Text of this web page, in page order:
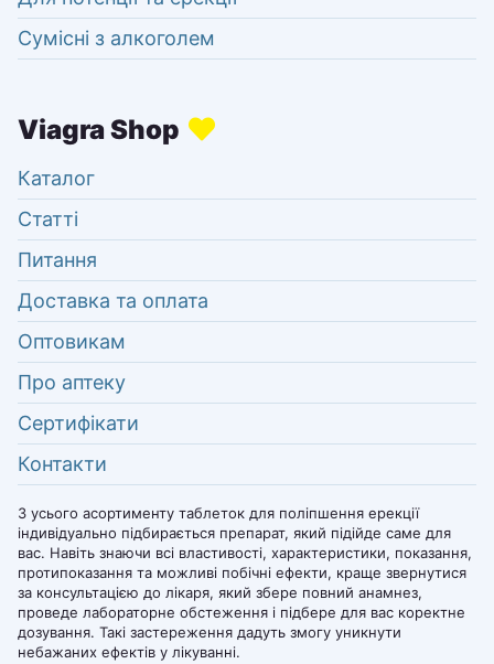
Сумісні з алкоголем
Каталог
Статті
Питання
Доставка та оплата
Оптовикам
Про аптеку
Сертифікати
Контакти
З усього асортименту таблеток для поліпшення ерекції
індивідуально підбирається препарат, який підійде саме для
вас. Навіть знаючи всі властивості, характеристики, показання,
протипоказання та можливі побічні ефекти, краще звернутися
за консультацією до лікаря, який збере повний анамнез,
проведе лабораторне обстеження і підбере для вас коректне
дозування. Такі застереження дадуть змогу уникнути
небажаних ефектів у лікуванні.